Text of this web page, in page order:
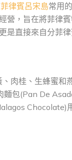
菲律賓呂宋島常用
營，旨在將菲律
是直接來自分菲
肉桂、生蜂蜜和
包(Pan De
Chocolate)